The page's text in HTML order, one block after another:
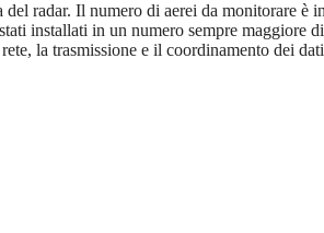
radar. Il numero di aerei da monitorare è
installati in un numero sempre maggiore
la trasmissione e il coordinamento dei